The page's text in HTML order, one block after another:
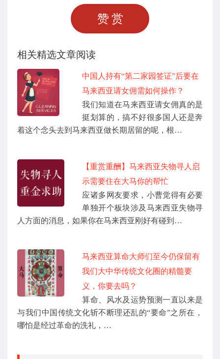
赞赏
相关精选文章阅读
中国人持有“第二家园签证”后要在
马来西亚请女佣需如何操作？
我们知道在马来西亚请女佣真的是
挺划算的，搞不好很多国人还是奔
着这个念头去到马来西亚做长期居留的呢，根…
【重赏重酬】马来西亚失物寻人启
示需要住在大马你的帮忙
应诸多网友要求，小曹觉得有必要
单独开个板块涉及马来西亚失物寻
人方面的消息，如果你在马来西亚刚好有碰到…
马来西亚算命大师们至今仍保留有
我们大中华传统文化圈的精髓要
义，你要去吗？
算命、风水及运势预测一直以来是
与我们中国传统文化斩不断理还乱的“要命”之所在，
哪怕是经过革命的洗礼，…